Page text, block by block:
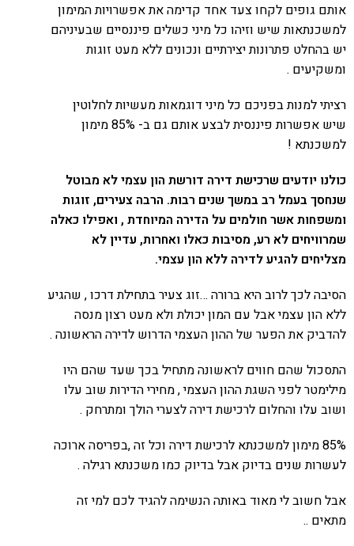
אותם גופים לקחו צעד אחד קדימה את אפשרויות המימון
למשכנתאות שיש וזיהו כל מיני כשלים פיננסיים שבעיניהם
יש בהחלט פתרונות יצירתיים ונכונים ללא מעט זוגות
ומשקיעים .
רציתי למנות בפניכם כל מיני דוגמאות מעשיות לחלוטין
שיש אפשרות פיננסית לבצע אותם גם ב- 85% מימון
למשכנתא !
כולנו יודעים שרכישת דירה דורשת הון עצמי לא מבוטל
שנחסך בעמל רב במשך שנים רבות. הרבה צעירים, זוגות
ומשפחות אשר חולמים על הדירה המיוחדת , ואפילו כאלה
שמרוויחים לא רע, מסיבות כאלו ואחרות, עדיין לא
מצליחים להגיע לדירה ללא הון עצמי.
הסיבה לכך לרוב היא ברורה …זוג צעיר בתחילת דרכו , שהגיע
ללא הון עצמי אבל עם המון יכולת ולא מעט רצון מנסה
להדביק את הפער של ההון העצמי הדרוש לדירה הראשונה .
התסכול שהם חווים לראשונה מתחיל בכך שעד שהם היו
מילימטר לפני השגת ההון העצמי , מחירי הדירות שוב עלו
ושוב עלו והחלום לרכישת דירה לצערי הולך ומתרחק .
85% מימון למשכנתא לרכישת דירה וכל זה ,בפריסה ארוכה
לעשרות שנים בדיוק אבל בדיוק כמו משכנתא רגילה .
אבל חשוב לי מאוד באותה הנשימה להגיד לכם למי זה
מתאים ..